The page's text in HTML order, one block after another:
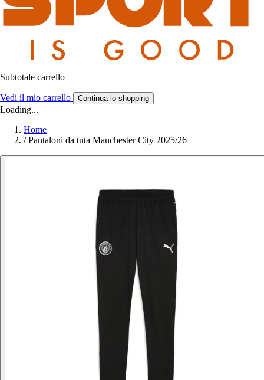
Subtotale carrello
Vedi il mio carrello Continua lo shopping
Loading...
Home
/ Pantaloni da tuta Manchester City 2025/26